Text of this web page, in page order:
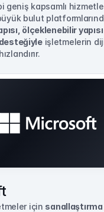
geniş kapsamlı
ölçeklenebilir
işletmelerin
için